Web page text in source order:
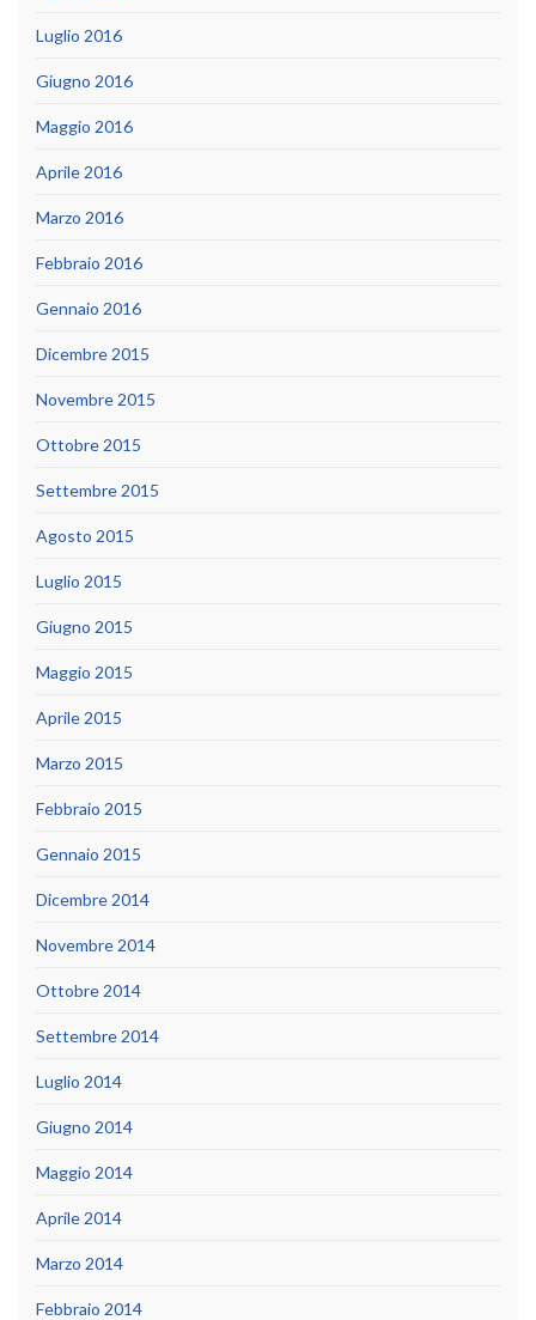
Luglio 2016
Giugno 2016
Maggio 2016
Aprile 2016
Marzo 2016
Febbraio 2016
Gennaio 2016
Dicembre 2015
Novembre 2015
Ottobre 2015
Settembre 2015
Agosto 2015
Luglio 2015
Giugno 2015
Maggio 2015
Aprile 2015
Marzo 2015
Febbraio 2015
Gennaio 2015
Dicembre 2014
Novembre 2014
Ottobre 2014
Settembre 2014
Luglio 2014
Giugno 2014
Maggio 2014
Aprile 2014
Marzo 2014
Febbraio 2014